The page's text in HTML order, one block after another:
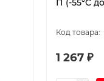
П (-55°C
1 267 ₽